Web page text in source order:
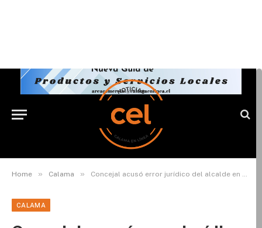
Home » Calama » Concejal acusó error jurídico del alcalde en manejo de caso por licencias falsas
CALAMA